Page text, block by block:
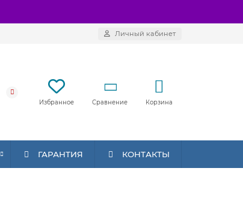
Личный кабинет
Избранное Сравнение Корзина
ГАРАНТИЯ КОНТАКТЫ